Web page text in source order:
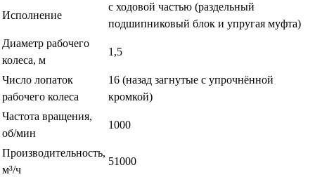
Исполнение
с ходовой частью (раздельный
подшипниковый блок и упругая муфта)
Диаметр рабочего
колеса, м
1,5
Число лопаток
рабочего колеса
16 (назад загнутые с упрочнённой
кромкой)
Частота вращения,
об/мин
1000
Производительность,
м³/ч
51000